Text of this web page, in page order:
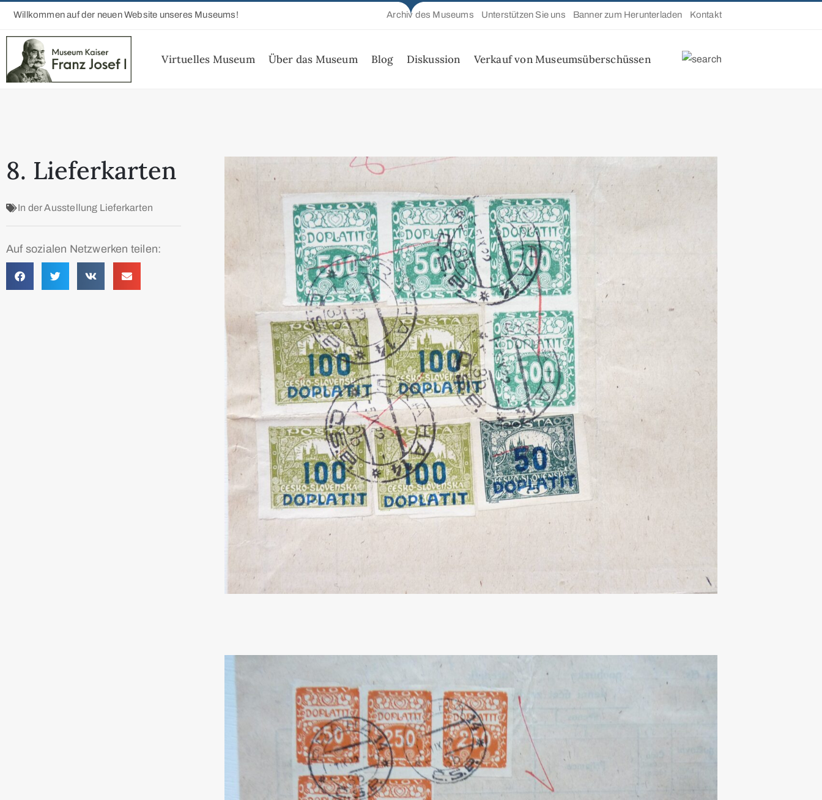
Willkommen auf der neuen Website unseres Museums! Archiv des Museums Unterstützen Sie uns Banner zum Herunterladen Kontakt
Virtuelles Museum Über das Museum Blog Diskussion Verkauf von Museumsüberschüssen
8. Lieferkarten
In der Ausstellung Lieferkarten
Auf sozialen Netzwerken teilen: